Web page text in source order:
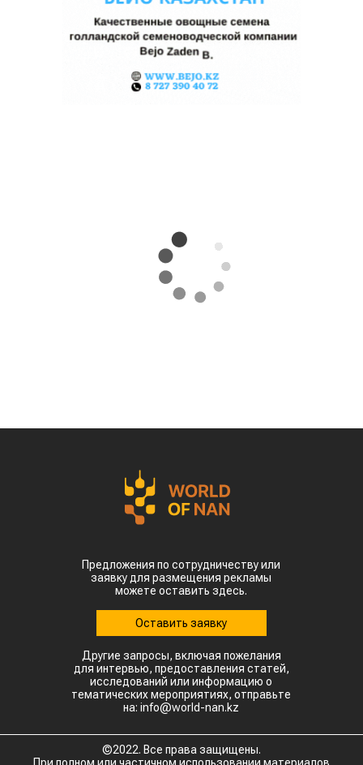
Предложения по сотрудничеству или
заявку для размещения рекламы
можете оставить здесь.
Оставить заявку
Другие запросы, включая пожелания
для интервью, предоставления статей,
исследований или информацию о
тематических мероприятиях, отправьте
на: info@world-nan.kz
©2022. Все права защищены.